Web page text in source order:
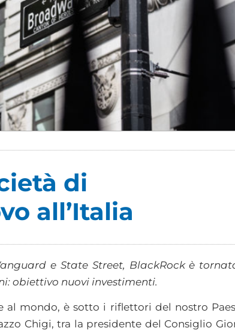
di
all’Italia
e State Street, BlackRock è
obiettivo nuovi investimenti.
mondo, è sotto i riflettori del nostro
Chigi, tra la presidente del Consiglio